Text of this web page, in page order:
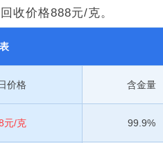
收价格888元/克。
价格 含金量
元/克 99.9%